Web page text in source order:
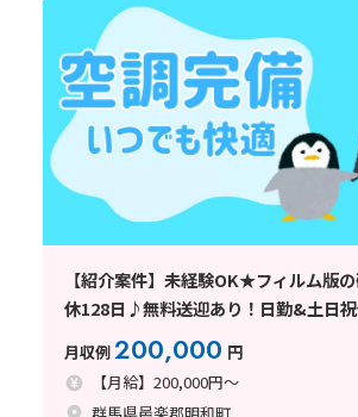
【紹介案件】未経験OK★フィルム版
休128日♪無料送迎あり！日勤&土日
月収例200,000 円
【月給】200,000円～